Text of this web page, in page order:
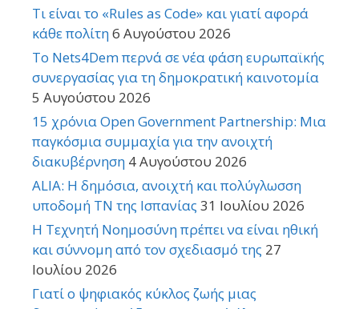
Τι είναι το «Rules as Code» και γιατί αφορά
κάθε πολίτη6 Αυγούστου 2026
Το Nets4Dem περνά σε νέα φάση ευρωπαϊκής
συνεργασίας για τη δημοκρατική καινοτομία
5 Αυγούστου 2026
15 χρόνια Open Government Partnership: Μια
παγκόσμια συμμαχία για την ανοιχτή
διακυβέρνηση 4 Αυγούστου 2026
ALIA: Η δημόσια, ανοιχτή και πολύγλωσση
υποδομή ΤΝ της Ισπανίας 31 Ιουλίου 2026
Η Τεχνητή Νοημοσύνη πρέπει να είναι ηθική
και σύννομη από τον σχεδιασμό της 27
Ιουλίου 2026
Γιατί ο ψηφιακός κύκλος ζωής μιας